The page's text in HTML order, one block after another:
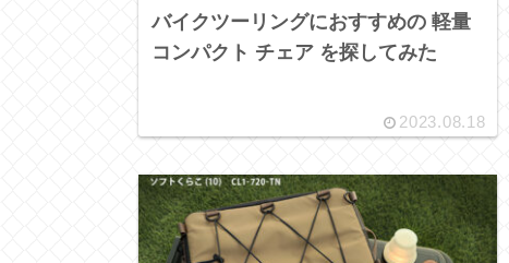
バイクツーリングにおすすめの 軽量
コンパクト チェア を探してみた
2023.08.18